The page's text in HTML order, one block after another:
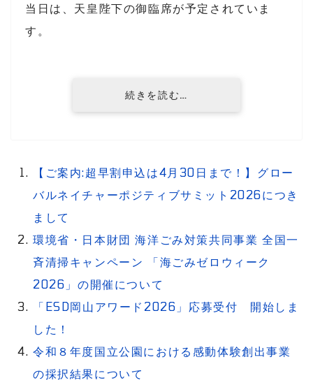
当日は、天皇陛下の御臨席が予定されていま
す。
続きを読む…
【ご案内:超早割申込は4月30日まで！】グロー
バルネイチャーポジティブサミット2026につき
まして
環境省・日本財団 海洋ごみ対策共同事業 全国一
斉清掃キャンペーン 「海ごみゼロウィーク
2026」の開催について
「ESD岡山アワード2026」応募受付 開始しま
した！
令和８年度国立公園における感動体験創出事業
の採択結果について